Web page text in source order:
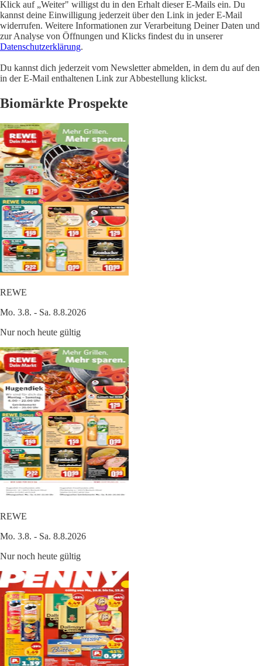
Klick auf „Weiter" willigst du in den Erhalt dieser E-Mails ein. Du
kannst deine Einwilligung jederzeit über den Link in jeder E-Mail
widerrufen. Weitere Informationen zur Verarbeitung Deiner Daten und
zur Analyse von Öffnungen und Klicks findest du in unserer
Datenschutzerklärung.
Du kannst dich jederzeit vom Newsletter abmelden, in dem du auf den
in der E-Mail enthaltenen Link zur Abbestellung klickst.
Biomärkte Prospekte
REWE
Mo. 3.8. - Sa. 8.8.2026
Nur noch heute gültig
REWE
Mo. 3.8. - Sa. 8.8.2026
Nur noch heute gültig